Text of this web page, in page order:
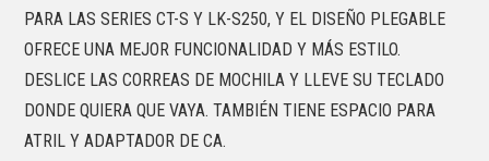
PARA LAS SERIES CT-S Y LK-S250, Y EL DISEÑO PLEGABLE
OFRECE UNA MEJOR FUNCIONALIDAD Y MÁS ESTILO.
DESLICE LAS CORREAS DE MOCHILA Y LLEVE SU TECLADO
DONDE QUIERA QUE VAYA. TAMBIÉN TIENE ESPACIO PARA
ATRIL Y ADAPTADOR DE CA.